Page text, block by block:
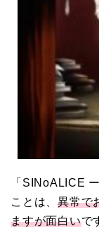
「SINoALICE
ことは、異常で
ますが面白いで